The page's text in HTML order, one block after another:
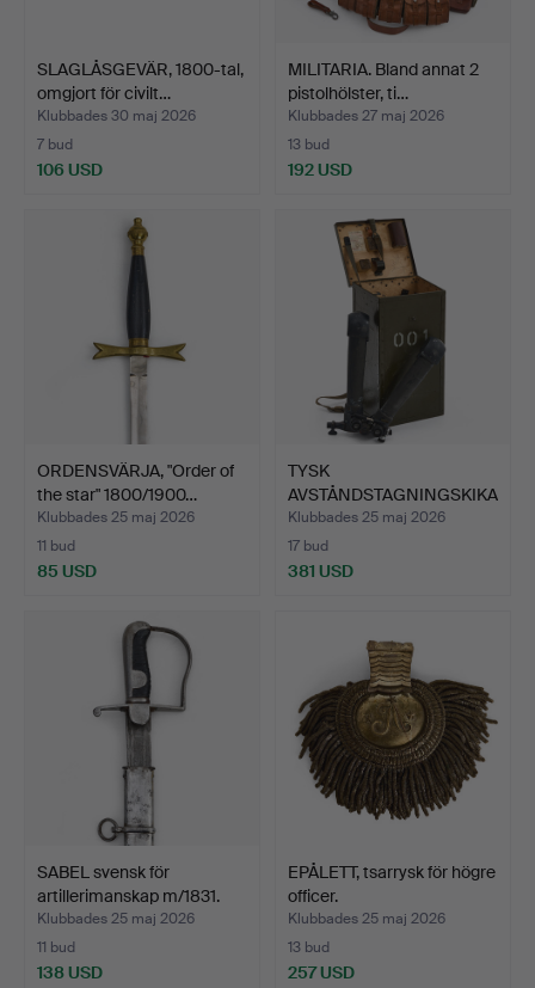
SLAGLÅSGEVÄR, 1800-tal,
omgjort för civilt…
Klubbades 30 maj 2026
7 bud
106 USD
MILITARIA. Bland annat 2
pistolhölster, ti…
Klubbades 27 maj 2026
13 bud
192 USD
ORDENSVÄRJA, "Order of
the star" 1800/1900…
Klubbades 25 maj 2026
11 bud
85 USD
TYSK
AVSTÅNDSTAGNINGSKIKA
RE, (Scherenfernr…
Klubbades 25 maj 2026
17 bud
381 USD
SABEL svensk för
artillerimanskap m/1831.
Klubbades 25 maj 2026
11 bud
138 USD
EPÅLETT, tsarrysk för högre
officer.
Klubbades 25 maj 2026
13 bud
257 USD